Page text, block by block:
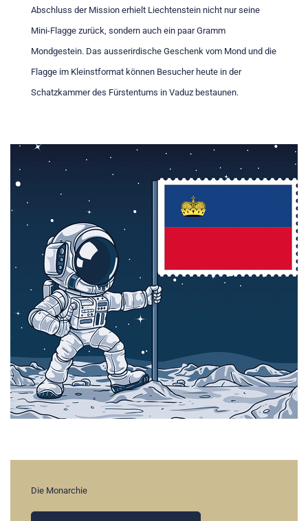
Abschluss der Mission erhielt Liechtenstein nicht nur seine
Mini-Flagge zurück, sondern auch ein paar Gramm
Mondgestein. Das ausserirdische Geschenk vom Mond und die
Flagge im Kleinstformat können Besucher heute in der
Schatzkammer des Fürstentums in Vaduz bestaunen.
Die Monarchie